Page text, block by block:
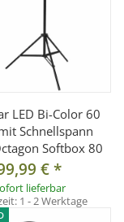
inkl. Kordel
LED Bi-Color 60
Schnellspann
Softbox 80
€*
lieferbar
1 - 2 Werktage